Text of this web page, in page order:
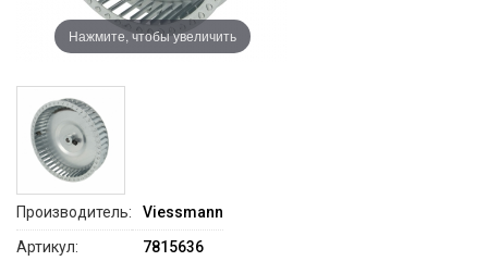
Нажмите, чтобы увеличить
Производитель:
Viessmann
Артикул:
7815636